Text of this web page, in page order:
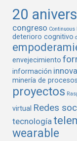
20
congreso Continuous
deterioro cognitivo
envejecimiento
información
minería de procesos
proyectos
virtual Redes
tecnología
wearable